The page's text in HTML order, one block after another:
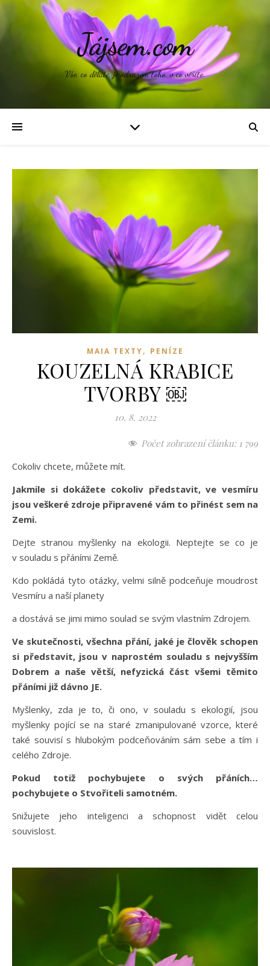
Jájsem.com
Vše, co děláte, je odrazem toho, v co věříte.
MAIA TEXTY, PENÍZE
KOUZELNÁ KRABICE
TVORBY ￼
10. 8. 2022
Počet zobrazení článku: 1 799
Cokoliv chcete, můžete mít.
Jakmile si dokážete cokoliv představit, ve vesmíru
jsou veškeré zdroje připravené vám to přinést sem na
Zemi.
Dejte stranou myšlenky na ekologii. Neptejte se co je
v souladu s přáními Země.
Kdo pokládá tyto otázky, velmi silně podceňuje moudrost
Vesmíru a naší planety
a dostává se jimi mimo soulad se svým vlastním Zdrojem.
Ve skutečnosti, všechna přání, jaké je člověk schopen
si představit, jsou v naprostém souladu s nejvyšším
Dobrem a naše větší, nefyzická část všemi těmito
přáními již dávno JE.
Myšlenky, zda je to, či ono, v souladu s ekologií, jsou
myšlenky pojící se na staré zmanipulované vzorce, které
také souvisí s hlubokým podceňováním sám sebe a tím i
celého Zdroje.
Pokud totiž pochybujete o svých přáních…
pochybujete o Stvořiteli samotném.
Snižujete jeho inteligenci a schopnost vidět celou
souvislost.